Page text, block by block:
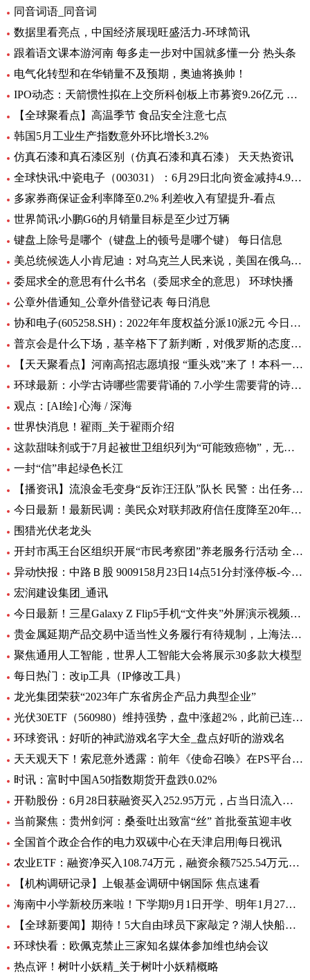
同音词语_同音词
数据里看亮点，中国经济展现旺盛活力-环球简讯
跟着语文课本游河南 每多走一步对中国就多懂一分 热头条
电气化转型和在华销量不及预期，奥迪将换帅！
IPO动态：天箭惯性拟在上交所科创板上市募资9.26亿元 全球新动态
【全球聚看点】高温季节 食品安全注意七点
韩国5月工业生产指数意外环比增长3.2%
仿真石漆和真石漆区别（仿真石漆和真石漆） 天天热资讯
全球快讯:中瓷电子（003031）：6月29日北向资金减持4.95万股
多家券商保证金利率降至0.2% 利差收入有望提升-看点
世界简讯:小鹏G6的月销量目标是至少过万辆
键盘上除号是哪个（键盘上的顿号是哪个键） 每日信息
美总统候选人小肯尼迪：对乌克兰人民来说，美国在俄乌中扮演的角色很糟糕
委屈求全的意思有什么书名（委屈求全的意思） 环球快播
公章外借通知_公章外借登记表 每日消息
协和电子(605258.SH)：2022年年度权益分派10派2元 今日热议
普京会是什么下场，基辛格下了新判断，对俄罗斯的态度完全变了！|全球时快讯
【天天聚看点】河南高招志愿填报 “重头戏”来了！本科一批、二批志愿30日起填报
环球最新：小学古诗哪些需要背诵的 7.小学生需要背的诗词有多少首
观点：[AI绘] 心海 / 深海
世界快消息！翟雨_关于翟雨介绍
这款甜味剂或于7月起被世卫组织列为“可能致癌物”，无糖可乐、口香糖中普遍有它|全球热头条
一封“信”串起绿色长江
【播资讯】流浪金毛变身“反诈汪汪队”队长 民警：出任务都要抢“档期 ”
今日最新！最新民调：美民众对联邦政府信任度降至20年来最低水平
围猎光伏老龙头
开封市禹王台区组织开展“市民考察团”养老服务行活动 全球热消息
异动快报：中路Ｂ股 9009158月23日14点51分封涨停板-今日热搜
宏润建设集团_通讯
今日最新！三星Galaxy Z Flip5手机“文件夹”外屏演示视频曝光
贵金属延期产品交易中适当性义务履行有待规制，上海法院向交易所发出司法建议_每日观察
聚焦通用人工智能，世界人工智能大会将展示30多款大模型
每日热门：改ip工具（IP修改工具）
龙光集团荣获“2023年广东省房企产品力典型企业”
光伏30ETF（560980）维持强势，盘中涨超2%，此前已连升3日，权重股捷佳伟创涨超3%
环球资讯：好听的神武游戏名字大全_盘点好听的游戏名
天天观天下！索尼意外透露：前年《使命召唤》在PS平台创造超8亿美元收入
时讯：富时中国A50指数期货开盘跌0.02%
开勒股份：6月28日获融资买入252.95万元，占当日流入资金比例11.65%-世界即时
当前聚焦：贵州剑河：桑蚕吐出致富“丝” 首批蚕茧迎丰收
全国首个政企合作的电力双碳中心在天津启用|每日视讯
农业ETF：融资净买入108.74万元，融资余额7525.54万元（06-28）
【机构调研记录】上银基金调研中钢国际 焦点速看
海南中小学新校历来啦！下学期9月1日开学、明年1月27日放寒假|观焦点
【全球新要闻】期待！5大自由球员下家敲定？湖人快船或签全明星后卫
环球快看：欧佩克禁止三家知名媒体参加维也纳会议
热点评！树叶小妖精_关于树叶小妖精概略